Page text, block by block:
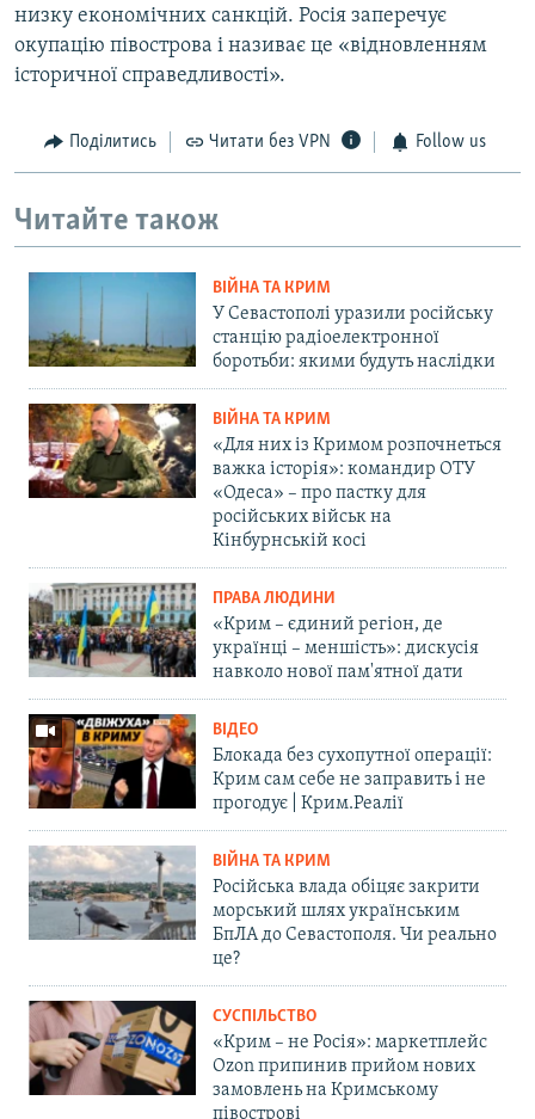
низку економічних санкцій. Росія заперечує
окупацію півострова і називає це «відновленням
історичної справедливості».
Поділитись Читати без VPN Follow us
Читайте також
ВІЙНА ТА КРИМ
У Севастополі уразили російську
станцію радіоелектронної
боротьби: якими будуть наслідки
ВІЙНА ТА КРИМ
«Для них із Кримом розпочнеться
важка історія»: командир ОТУ
«Одеса» – про пастку для
російських військ на
Кінбурнській косі
ПРАВА ЛЮДИНИ
«Крим – єдиний регіон, де
українці – меншість»: дискусія
навколо нової пам'ятної дати
ВІДЕО
Блокада без сухопутної операції:
Крим сам себе не заправить і не
прогодує | Крим.Реалії
ВІЙНА ТА КРИМ
Російська влада обіцяє закрити
морський шлях українським
БпЛА до Севастополя. Чи реально
це?
СУСПІЛЬСТВО
«Крим – не Росія»: маркетплейс
Ozon припинив прийом нових
замовлень на Кримському
півострові